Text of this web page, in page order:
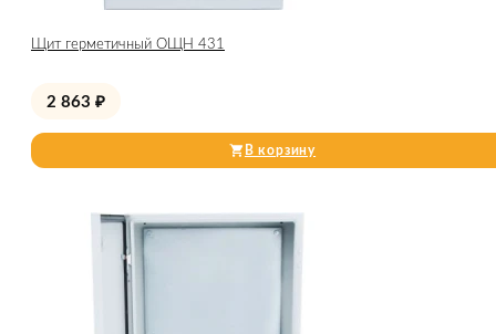
Щит герметичный ОЩН 431
2 863 ₽
В корзину